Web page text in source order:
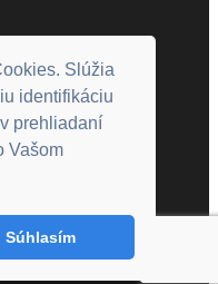
Slúžia
identifikáciu
prehliadaní
Vašom
Súhlasím